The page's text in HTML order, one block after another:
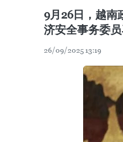
9月26日，越南
济安全事务委员
26/09/2025 13:19